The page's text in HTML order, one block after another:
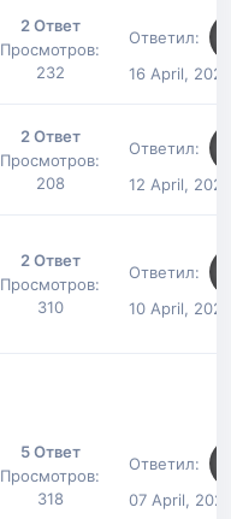
2 Ответ
Просмотров:
232
Ответил:
16 April,
2 Ответ
Просмотров:
208
Ответил:
12 April,
2 Ответ
Просмотров:
310
Ответил:
10 April,
5 Ответ
Просмотров:
318
Ответил:
07 April,